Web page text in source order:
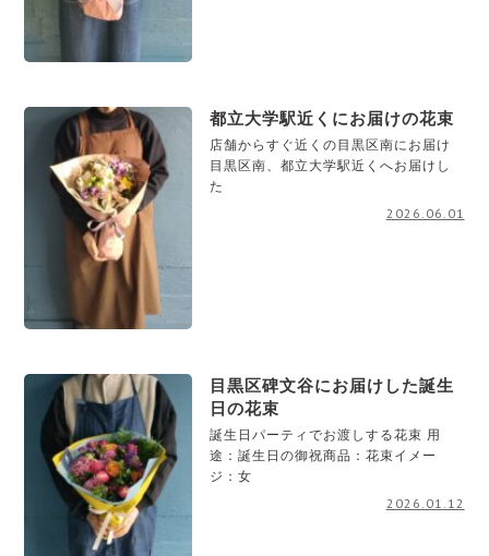
都立大学駅近くにお届けの花束
店舗からすぐ近くの目黒区南にお届け
目黒区南、都立大学駅近くへお届けし
た
2026.06.01
目黒区碑文谷にお届けした誕生
日の花束
誕生日パーティでお渡しする花束 用
途：誕生日の御祝商品：花束イメー
ジ：女
2026.01.12